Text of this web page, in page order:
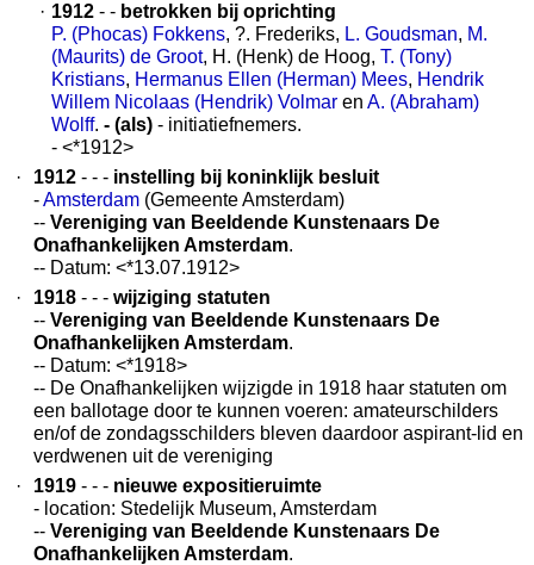
· 1912 - - betrokken bij oprichting
P. (Phocas) Fokkens, ?. Frederiks, L. Goudsman, M.
(Maurits) de Groot, H. (Henk) de Hoog, T. (Tony)
Kristians, Hermanus Ellen (Herman) Mees, Hendrik
Willem Nicolaas (Hendrik) Volmar en A. (Abraham)
Wolff. - (als) - initiatiefnemers.
- <*1912>
·
1912 - - - instelling bij koninklijk besluit
-Amsterdam (Gemeente Amsterdam)
-- Vereniging van Beeldende Kunstenaars De
Onafhankelijken Amsterdam.
-- Datum: <*13.07.1912>
·
1918 - - - wijziging statuten
-- Vereniging van Beeldende Kunstenaars De
Onafhankelijken Amsterdam.
-- Datum: <*1918>
-- De Onafhankelijken wijzigde in 1918 haar statuten om
een ballotage door te kunnen voeren: amateurschilders
en/of de zondagsschilders bleven daardoor aspirant-lid en
verdwenen uit de vereniging
·
1919 - - - nieuwe expositieruimte
- location: Stedelijk Museum, Amsterdam
-- Vereniging van Beeldende Kunstenaars De
Onafhankelijken Amsterdam.